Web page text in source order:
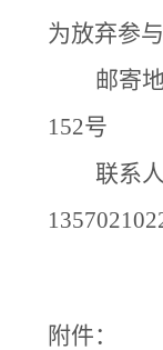
为放弃参与
邮寄地
152号
联系
附件：